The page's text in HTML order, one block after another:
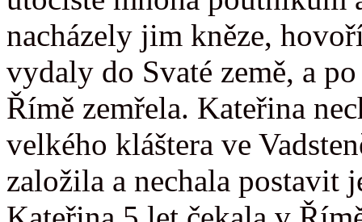
nacházely jim kněze,
vydaly do Svaté země, a
Římě zemřela. Kateřina
velkého kláštera ve
založila a nechala postavit